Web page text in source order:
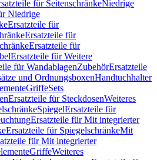
für SeitenschränkeNiedrige
Niedrige
Ersatzteile für
Ersatzteile für
Ersatzteile für
Ersatzteile für Weitere
für WandablagenZubehörErsatzteile
und OrdnungsboxenHandtuchhalter
GriffeSets
Ersatzteile für SteckdosenWeiteres
SpiegelErsatzteile für
Ersatzteile für Mit integrierter
Ersatzteile für SpiegelschränkeMit
für Mit integrierter
GriffeWeiteres